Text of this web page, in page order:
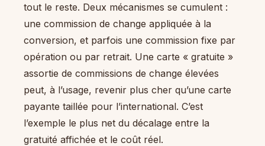
tout le reste. Deux mécanismes se cumulent :
une commission de change appliquée à la
conversion, et parfois une commission fixe par
opération ou par retrait. Une carte « gratuite »
assortie de commissions de change élevées
peut, à l’usage, revenir plus cher qu’une carte
payante taillée pour l’international. C’est
l’exemple le plus net du décalage entre la
gratuité affichée et le coût réel.